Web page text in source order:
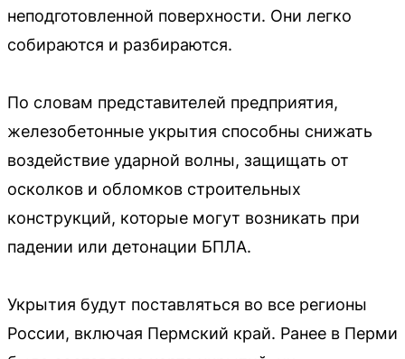
неподготовленной поверхности. Они легко
собираются и разбираются.
По словам представителей предприятия,
железобетонные укрытия способны снижать
воздействие ударной волны, защищать от
осколков и обломков строительных
конструкций, которые могут возникать при
падении или детонации БПЛА.
Укрытия будут поставляться во все регионы
России, включая Пермский край. Ранее в Перми